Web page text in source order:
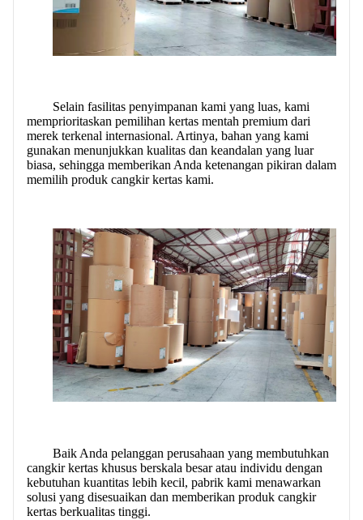
Selain fasilitas penyimpanan kami yang luas, kami
memprioritaskan pemilihan kertas mentah premium dari
merek terkenal internasional. Artinya, bahan yang kami
gunakan menunjukkan kualitas dan keandalan yang luar
biasa, sehingga memberikan Anda ketenangan pikiran dalam
memilih produk cangkir kertas kami.
Baik Anda pelanggan perusahaan yang membutuhkan
cangkir kertas khusus berskala besar atau individu dengan
kebutuhan kuantitas lebih kecil, pabrik kami menawarkan
solusi yang disesuaikan dan memberikan produk cangkir
kertas berkualitas tinggi.